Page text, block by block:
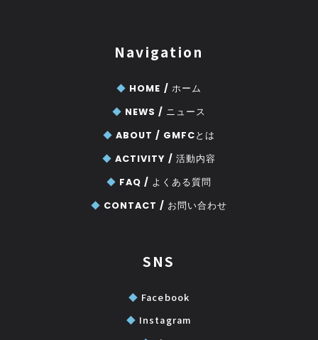
Navigation
◆ HOME / ホーム
◆ NEWS / ニュース
◆ ABOUT / GMFCとは
◆ ACTIVITY / 活動内容
◆ FAQ / よくある質問
◆ CONTACT / お問い合わせ
SNS
◆ Facebook
◆ Instagram